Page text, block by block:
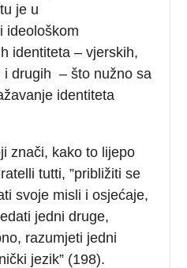
je u
ideološkom
identiteta – vjerskih,
i drugih – što nužno sa
identiteta
znači, kako to lijepo
tutti, ”približiti se
svoje misli i osjećaje,
jedni druge,
razumjeti jedni
jezik” (198).